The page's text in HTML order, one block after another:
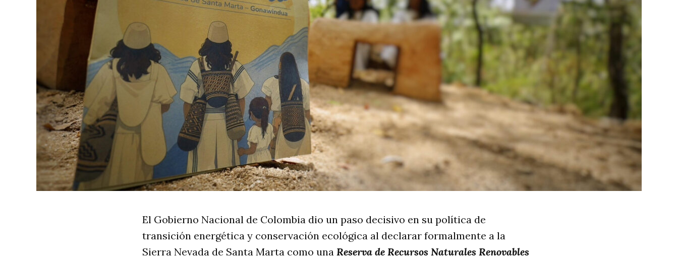
El Gobierno Nacional de Colombia dio un paso decisivo en su política de
transición energética y conservación ecológica al declarar formalmente a la
Sierra Nevada de Santa Marta como una Reserva de Recursos Naturales Renovables